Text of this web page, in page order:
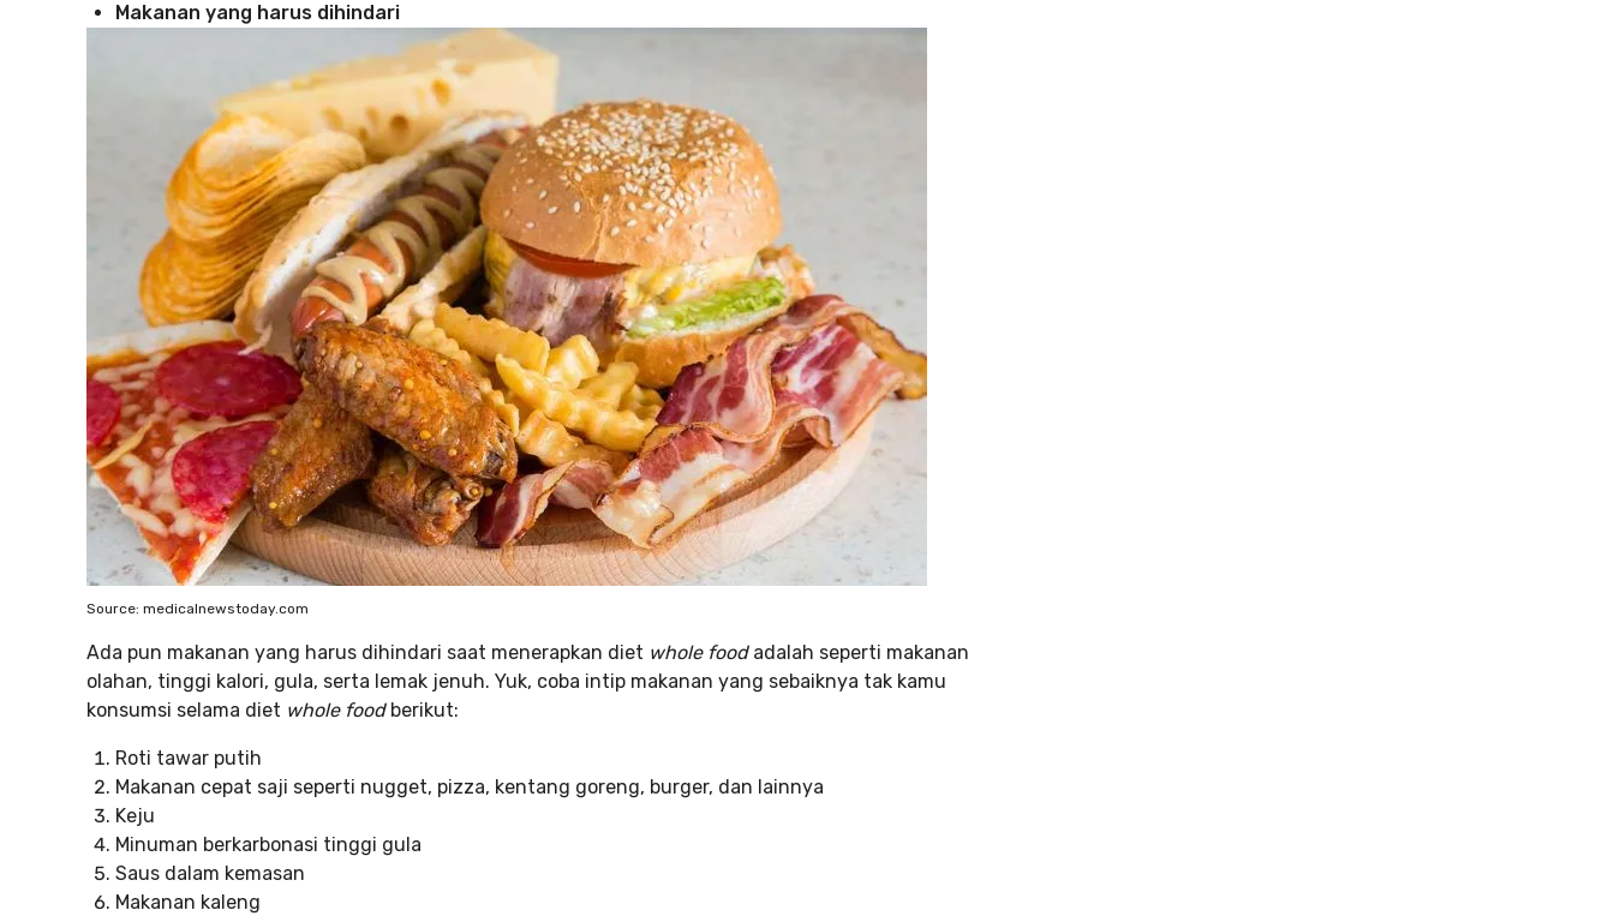
Makanan yang harus dihindari
Source: medicalnewstoday.com
Ada pun makanan yang harus dihindari saat menerapkan diet whole food adalah seperti makanan
olahan, tinggi kalori, gula, serta lemak jenuh. Yuk, coba intip makanan yang sebaiknya tak kamu
konsumsi selama diet whole foodberikut:
Roti tawar putih
Makanan cepat saji seperti nugget, pizza, kentang goreng, burger, dan lainnya
Keju
Minuman berkarbonasi tinggi gula
Saus dalam kemasan
Makanan kaleng